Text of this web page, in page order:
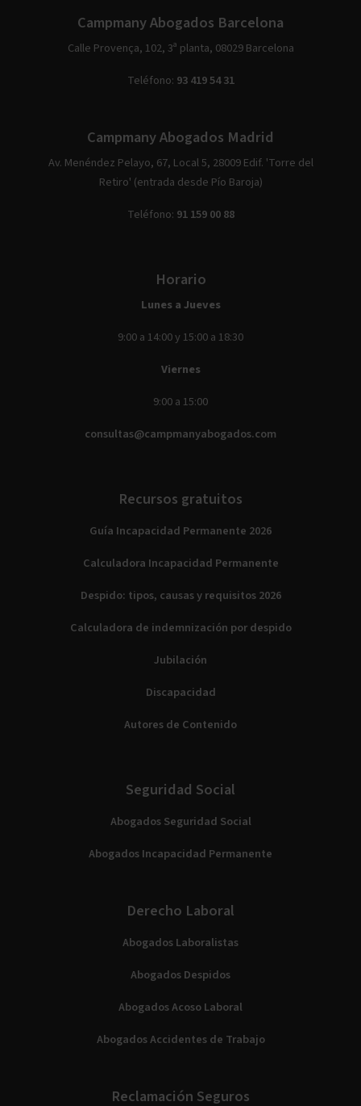
Campmany Abogados Barcelona
Calle Provença, 102, 3ª planta, 08029 Barcelona
Teléfono: 93 419 54 31
Campmany Abogados Madrid
Av. Menéndez Pelayo, 67, Local 5, 28009 Edif. 'Torre del
Retiro' (entrada desde Pío Baroja)
Teléfono: 91 159 00 88
Horario
Lunes a Jueves
9:00 a 14:00 y 15:00 a 18:30
Viernes
9:00 a 15:00
consultas@campmanyabogados.com
Recursos gratuitos
Guía Incapacidad Permanente 2026
Calculadora Incapacidad Permanente
Despido: tipos, causas y requisitos 2026
Calculadora de indemnización por despido
Jubilación
Discapacidad
Autores de Contenido
Seguridad Social
Abogados Seguridad Social
Abogados Incapacidad Permanente
Derecho Laboral
Abogados Laboralistas
Abogados Despidos
Abogados Acoso Laboral
Abogados Accidentes de Trabajo
Reclamación Seguros